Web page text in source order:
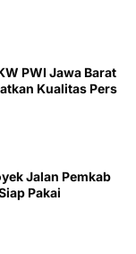
PWI Jawa Barat
Kualitas Pers
Jalan Pemkab
Pakai